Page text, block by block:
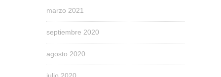
marzo 2021
septiembre 2020
agosto 2020
julio 2020